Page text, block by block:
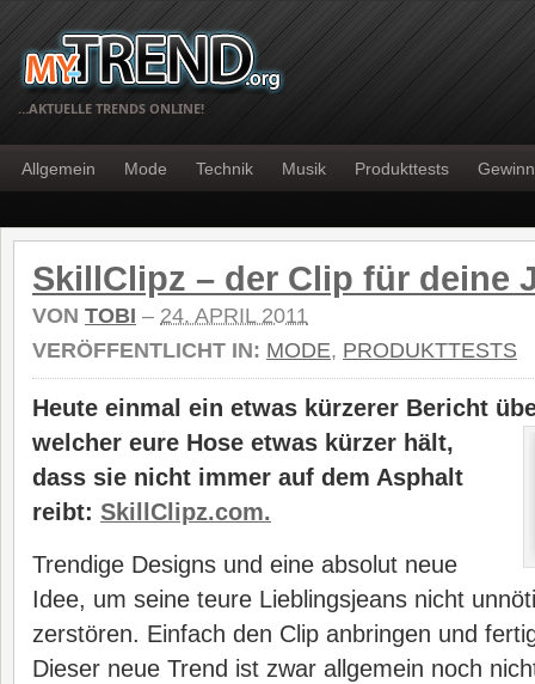
…AKTUELLE TRENDS ONLINE!
Allgemein Mode Technik Musik Produkttests
SkillClipz – der Clip für deine
VON TOBI – 24. APRIL 2011
VERÖFFENTLICHT IN: MODE, PRODUKTTESTS
Heute einmal ein etwas kürzerer Bericht
welcher eure Hose etwas kürzer hält,
dass sie nicht immer auf dem Asphalt
reibt: SkillClipz.com.
Trendige Designs und eine absolut neue
Idee, um seine teure Lieblingsjeans nicht
zerstören. Einfach den Clip anbringen und
Dieser neue Trend ist zwar allgemein noch